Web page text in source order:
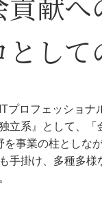
として
プロフェッショナ
立系』として、
を事業の柱としな
手掛け、多種多